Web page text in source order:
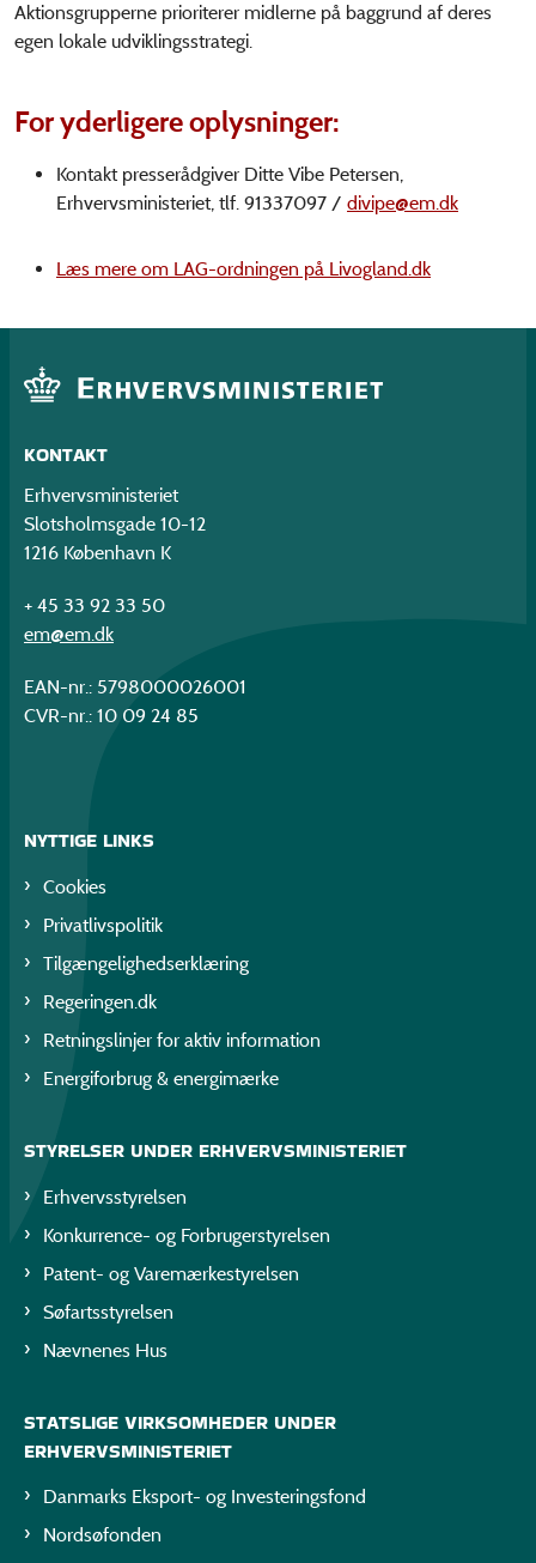
Aktionsgrupperne prioriterer midlerne på baggrund af deres
egen lokale udviklingsstrategi.
For yderligere oplysninger:
Kontakt presserådgiver Ditte Vibe Petersen,
Erhvervsministeriet, tlf. 91337097 / divipe@em.dk
Læs mere om LAG-ordningen på Livogland.dk
KONTAKT
Erhvervsministeriet
Slotsholmsgade 10-12
1216 København K
+ 45 33 92 33 50
em@em.dk
EAN-nr.: 5798000026001
CVR-nr.: 10 09 24 85
NYTTIGE LINKS
Cookies
Privatlivspolitik
Tilgængelighedserklæring
Regeringen.dk
Retningslinjer for aktiv information
Energiforbrug & energimærke
STYRELSER UNDER ERHVERVSMINISTERIET
Erhvervsstyrelsen
Konkurrence- og Forbrugerstyrelsen
Patent- og Varemærkestyrelsen
Søfartsstyrelsen
Nævnenes Hus
STATSLIGE VIRKSOMHEDER UNDER
ERHVERVSMINISTERIET
Danmarks Eksport- og Investeringsfond
Nordsøfonden